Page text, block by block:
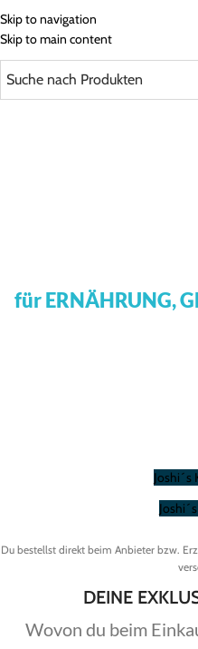
Skip to navigation
Skip to main content
für ERNÄHRUNG,
Joshi´s
Du bestellst direkt beim Anbieter bzw.
DEINE
Wovon du beim